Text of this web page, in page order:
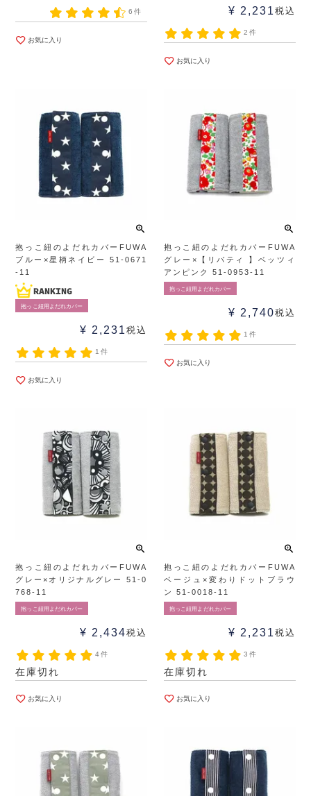
6件
お気に入り
¥ 2,231 税込
2件
お気に入り
抱っこ紐のよだれカバーFUWA
ブルー×星柄ネイビー 51-0671
-11
抱っこ紐用よだれカバー
¥ 2,231 税込
1件
お気に入り
抱っこ紐のよだれカバーFUWA
グレー×【リバティ 】ベッツィ
アンピンク 51-0953-11
抱っこ紐用よだれカバー
¥ 2,740税込
1件
お気に入り
抱っこ紐のよだれカバーFUWA
グレー×オリジナルグレー 51-0
768-11
抱っこ紐用よだれカバー
¥ 2,434税込
4件
在庫切れ
お気に入り
抱っこ紐のよだれカバーFUWA
ベージュ×変わりドットブラウ
ン 51-0018-11
抱っこ紐用よだれカバー
¥ 2,231 税込
3件
在庫切れ
お気に入り